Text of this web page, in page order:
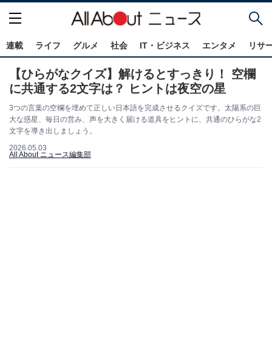
連載 ライフ グルメ 社会 IT・ビジネス エンタメ リサ
【ひらがなクイズ】解けるとすっきり！ 空欄
に共通する2文字は？ ヒントは夜空の星
3つの言葉の空欄を埋めて正しい日本語を完成させるクイズです。太陽系の巨
大な惑星、毎日の営み、声を大きく届ける道具をヒントに、共通のひらがな2
文字を導き出しましょう。
2026.05.03
All About ニュース編集部